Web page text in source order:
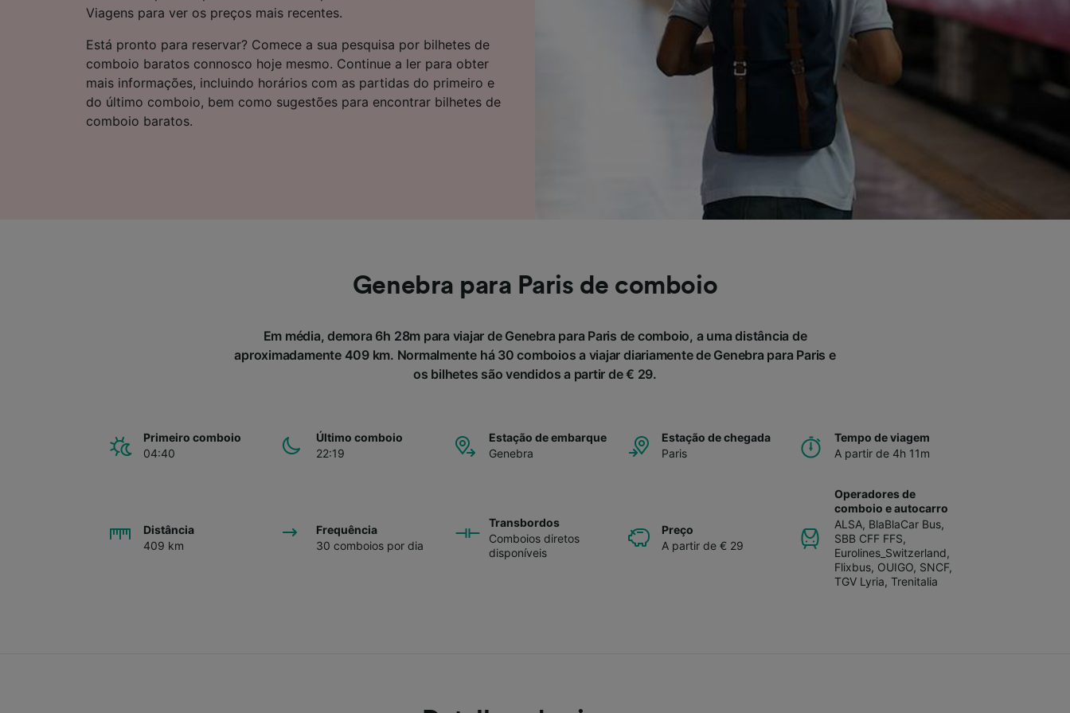
Viagens para ver os preços mais recentes.
Está pronto para reservar? Comece a sua pesquisa por bilhetes de
comboio baratos connosco hoje mesmo. Continue a ler para obter
mais informações, incluindo horários com as partidas do primeiro e
do último comboio, bem como sugestões para encontrar bilhetes de
comboio baratos.
Genebra para Paris de comboio
Em média, demora 6h 28m para viajar de Genebra para Paris de comboio, a uma distância de
aproximadamente 409 km. Normalmente há 30 comboios a viajar diariamente de Genebra para Paris e
os bilhetes são vendidos a partir de € 29.
Primeiro comboio
04:40
Último comboio
22:19
Estação de embarque
Genebra
Estação de chegada
Paris
Tempo de viagem
A partir de 4h 11m
Distância
409 km
Frequência
30 comboios por dia
Transbordos
Comboios diretos
disponíveis
Preço
A partir de € 29
Operadores de
comboio e autocarro
ALSA, BlaBlaCar Bus,
SBB CFF FFS,
Eurolines_Switzerland,
Flixbus, OUIGO, SNCF,
TGV Lyria, Trenitalia
Lista de parceiros (fornecedores)